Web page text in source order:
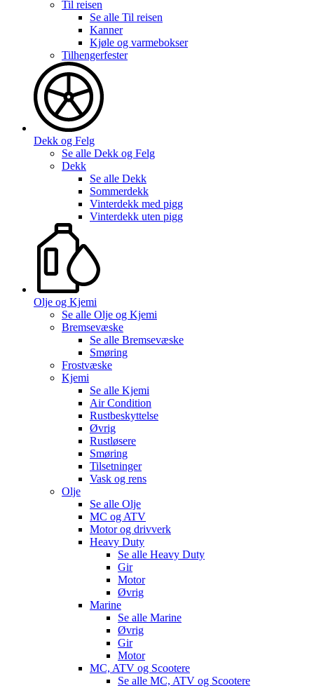
Til reisen
Se alle Til reisen
Kanner
Kjøle og varmebokser
Tilhengerfester
Dekk og Felg
Se alle Dekk og Felg
Dekk
Se alle Dekk
Sommerdekk
Vinterdekk med pigg
Vinterdekk uten pigg
Olje og Kjemi
Se alle Olje og Kjemi
Bremsevæske
Se alle Bremsevæske
Smøring
Frostvæske
Kjemi
Se alle Kjemi
Air Condition
Rustbeskyttelse
Øvrig
Rustløsere
Smøring
Tilsetninger
Vask og rens
Olje
Se alle Olje
MC og ATV
Motor og drivverk
Heavy Duty
Se alle Heavy Duty
Gir
Motor
Øvrig
Marine
Se alle Marine
Øvrig
Gir
Motor
MC, ATV og Scootere
Se alle MC, ATV og Scootere